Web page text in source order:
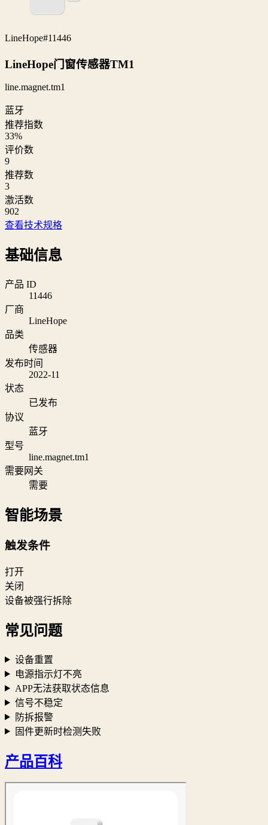
LineHope#11446
LineHope门窗传感器TM1
line.magnet.tm1
蓝牙
推荐指数
33%
评价数
9
推荐数
3
激活数
902
查看技术规格
基础信息
产品 ID
11446
厂商
LineHope
品类
传感器
发布时间
2022-11
状态
已发布
协议
蓝牙
型号
line.magnet.tm1
需要网关
需要
智能场景
触发条件
打开
关闭
设备被强行拆除
常见问题
设备重置
电源指示灯不亮
APP无法获取状态信息
信号不稳定
防拆报警
固件更新时检测失败
产品百科